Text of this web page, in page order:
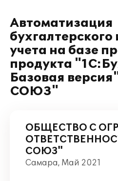
Автоматизация
бухгалтерского
учета на базе
продукта
Базовая
СОЮЗ"
ОБЩЕСТВО С
СОЮЗ"
Самара, Май 2021